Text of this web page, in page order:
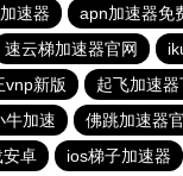
速器
apn加速器免
速云梯加速器官网
vnp新版
起飞加速
牛加速
佛跳加速器
卓
ios梯子加速器